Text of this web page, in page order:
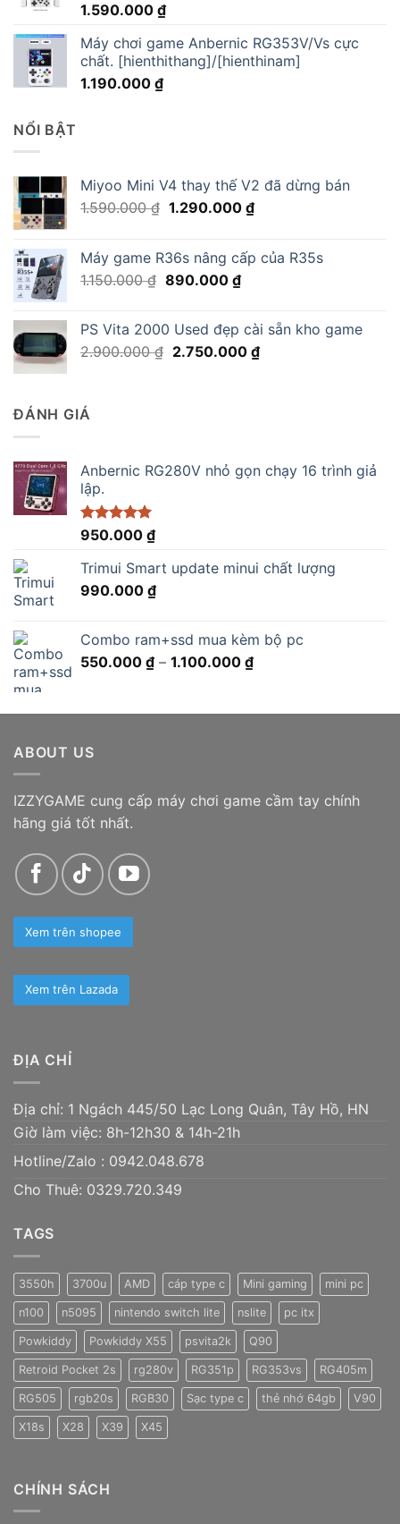
1.590.000 ₫
Máy chơi game Anbernic RG353V/Vs cực
chất. [hienthithang]/[hienthinam]
1.190.000 ₫
NỔI BẬT
Miyoo Mini V4 thay thế V2 đã dừng bán
1.590.000₫ Giá
1.590.000 ₫.
1.290.000 ₫Giá
là:
Máy game R36s nâng cấp của R35s
1.150.000₫ Giá
1.150.000 ₫.
890.000 ₫Giá
là:
890.000 ₫.
PS Vita 2000 Used đẹp cài sẵn kho game
2.900.000₫ Giá
2.750.000 ₫Giá
ĐÁNH GIÁ
Anbernic RG280V nhỏ gọn chạy 16 trình giả
lập.
Được xếp
5 sao
950.000 ₫
Trimui Smart update minui chất lượng
990.000 ₫
Combo ram+ssd mua kèm bộ pc
550.000 ₫ – 1.100.000 ₫Khoảng
550.000 ₫
ABOUT US
IZZYGAME cung cấp máy chơi game cầm tay chính
hãng giá tốt nhất.
Xem trên shopee
Xem trên Lazada
ĐỊA CHỈ
Địa chỉ: 1 Ngách 445/50 Lạc Long Quân, Tây Hồ, HN
Giờ làm việc: 8h-12h30 & 14h-21h
Hotline/Zalo : 0942.048.678
Cho Thuê: 0329.720.349
TAGS
3550h 3700u AMD cáp type c Mini gaming mini pc
n100 n5095 nintendo switch lite nslite pc itx
Powkiddy Powkiddy X55 psvita2k Q90
Retroid Pocket 2s rg280v RG351p RG353vs RG405m
RG505 rgb20s RGB30 Sạc type c thẻ nhớ 64gb V90
X18s X28 X39 X45
CHÍNH SÁCH